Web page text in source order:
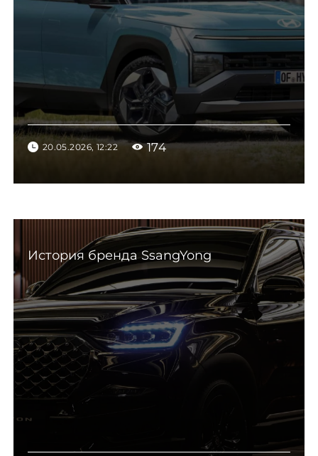
20.05.2026, 12:22 174
История бренда SsangYong